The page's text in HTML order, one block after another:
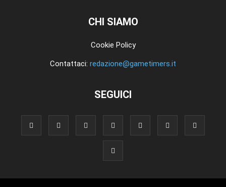
CHI SIAMO
Cookie Policy
Contattaci: redazione@gametimers.it
SEGUICI